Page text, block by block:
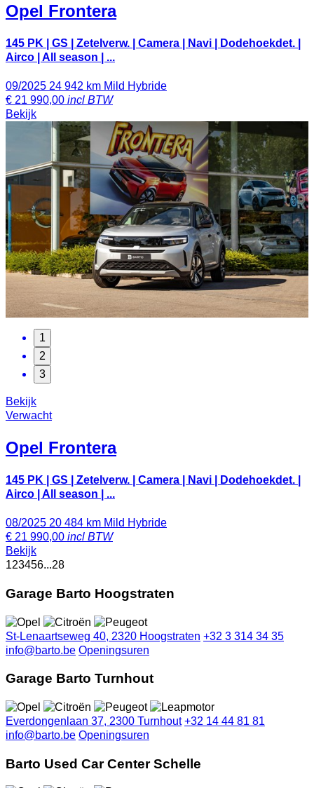
Opel Frontera
145 PK | GS | Zetelverw. | Camera | Navi | Dodehoekdet. |
Airco | All season | ...
09/2025 24 942 km Mild Hybride
€ 21 990,00 incl BTW
Bekijk
1
2
3
Bekijk
Verwacht
Opel Frontera
145 PK | GS | Zetelverw. | Camera | Navi | Dodehoekdet. |
Airco | All season | ...
08/2025 20 484 km Mild Hybride
€ 21 990,00 incl BTW
Bekijk
123456...28
Garage Barto Hoogstraten
St-Lenaartseweg 40, 2320 Hoogstraten +32 3 314 34 35
info@barto.be Openingsuren
Garage Barto Turnhout
Everdongenlaan 37, 2300 Turnhout +32 14 44 81 81
info@barto.be Openingsuren
Barto Used Car Center Schelle